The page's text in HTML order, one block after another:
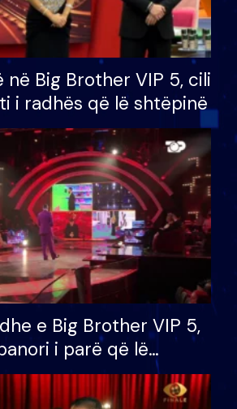
Big Brother VIP 5, cili
i radhës që lë shtëpinë
e Big Brother VIP 5,
i parë që lë
humb mundësinë për
e madh